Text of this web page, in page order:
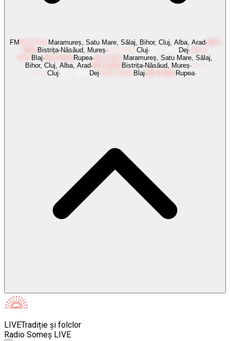
FM Maramureș, Satu Mare, Sălaj, Bihor, Cluj, Alba, Arad·
Bistrița-Năsăud, Mureș· Cluj· Dej·
Blaj· MHz Rupea·
Maramureș, Satu Mare, Sălaj,
Bihor, Cluj, Alba, Arad· Bistrița-Năsăud, Mureș·
Cluj· Dej· Blaj· MHz Rupea·
LIVETradiție și folclor
Radio Someș LIVE